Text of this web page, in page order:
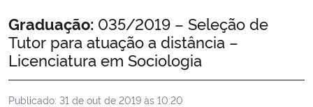
Ministério da Agricultura, Pecuária e Abastecimento
Ministério da Educação
Início do conteúdo
Graduação: 035/2019 – Seleção de
Tutor para atuação a distância –
Licenciatura em Sociologia
Publicado: 31 de out de 2019 às 10:20